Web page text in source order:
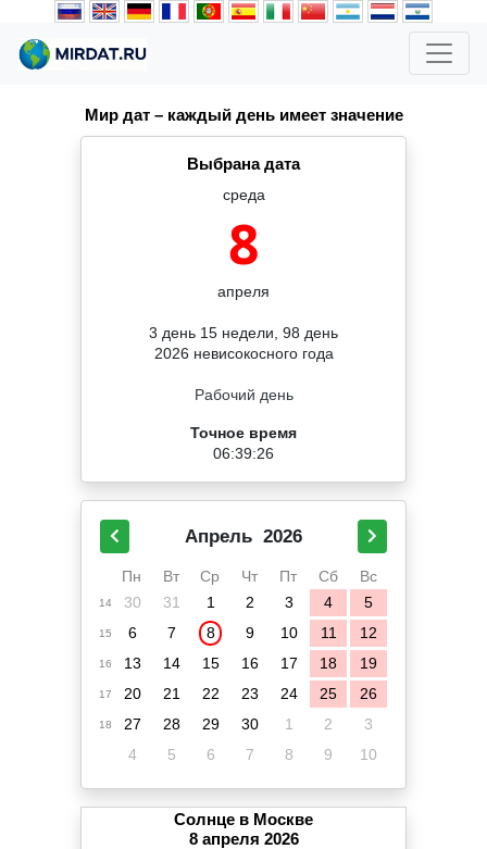
Мир дат – каждый день имеет значение
Выбрана дата
среда
8
апреля
3 день 15 недели, 98 день
2026 невисокосного года
Рабочий день
Точное время
06:39:27
Апрель 2026
Пн Вт Ср Чт Пт Сб Вс
14 30 31 1 2 3 4 5
15 6 7 8 9 10 11 12
16 13 14 15 16 17 18 19
17 20 21 22 23 24 25 26
18 27 28 29 30 1 2
3
4
5 6 7 8 9 10
Солнце в Москве
8 апреля 2026